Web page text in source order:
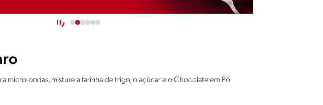
micro-ondas, misture a farinha de trigo, o açúcar e o Chocolate em Pó